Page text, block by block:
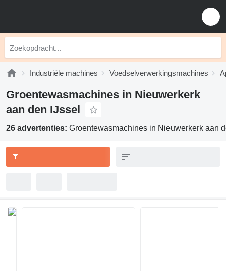
Industriële machines Voedselverwerkingsmachines
Groentewasmachines in Nieuwerkerk
aan den IJssel
26 advertenties: Groentewasmachines in Nieuwerkerk aan